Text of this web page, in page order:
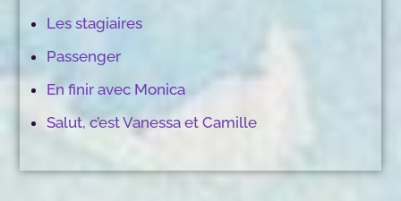
Les stagiaires
Passenger
En finir avec Monica
Salut, c’est Vanessa et Camille